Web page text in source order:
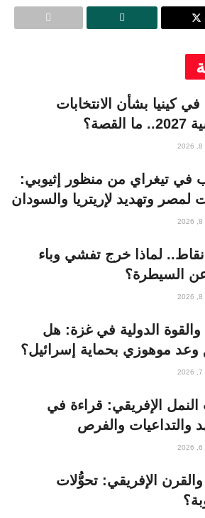
في كينيا بشأن الانتخابات
في تيغراي من منظور إثيوبي:
لمصر وتهديد لإريتريا والسودان
في 7 نقاط.. لماذا خرج تفشي وباء
عن السيطرة؟
والقوة الدولية في غزة: هل
وعد موهوزي بحماية إسرائيل؟
النمل الإفريقي: قراءة في
والتداعيات والفرص
والقرن الإفريقي: تحوُّلات